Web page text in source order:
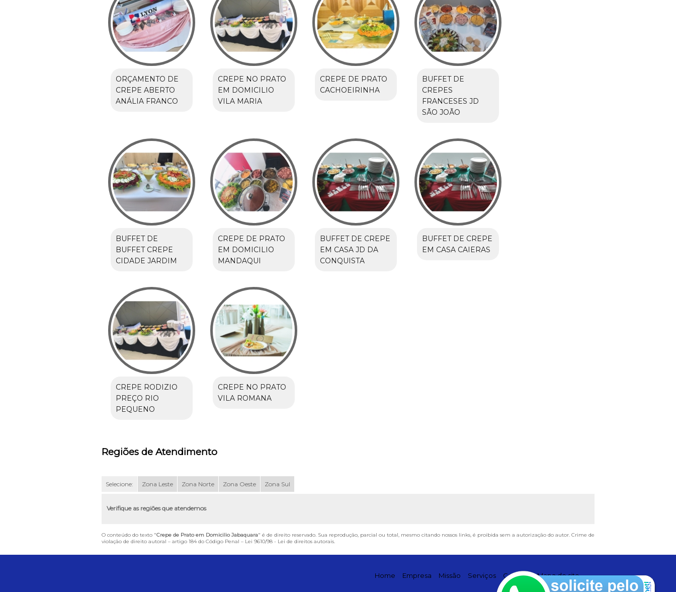
ORÇAMENTO DE
CREPE ABERTO
ANÁLIA FRANCO
CREPE NO PRATO
EM DOMICILIO
VILA MARIA
CREPE DE PRATO
CACHOEIRINHA
BUFFET DE
CREPES
FRANCESES JD
SÃO JOÃO
BUFFET DE
BUFFET CREPE
CIDADE JARDIM
CREPE DE PRATO
EM DOMICILIO
MANDAQUI
BUFFET DE CREPE
EM CASA JD DA
CONQUISTA
BUFFET DE CREPE
EM CASA CAIERAS
CREPE RODIZIO
PREÇO RIO
PEQUENO
CREPE NO PRATO
VILA ROMANA
Regiões de Atendimento
Selecione: Zona Leste Zona Norte Zona Oeste Zona Sul
Verifique as regiões que atendemos
O conteúdo do texto "Crepe de Prato em Domicilio Jabaquara" é de direito reservado. Sua reprodução, parcial ou total, mesmo citando nossos links, é proibida sem a autorização do autor. Crime de
violação de direito autoral – artigo 184 do Código Penal – Lei 9610/98 - Lei de direitos autorais.
Home Empresa Missão Serviços Contato Mapa do site